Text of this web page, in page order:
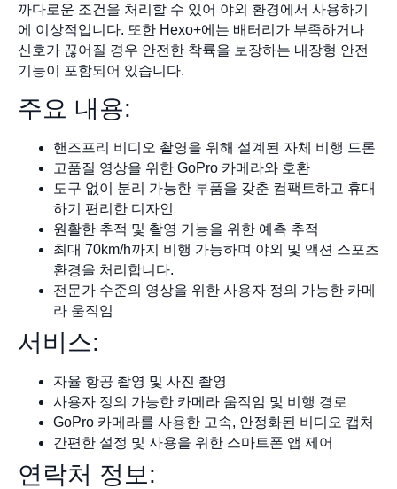
까다로운 조건을 처리할 수 있어 야외 환경에서 사용하기
에 이상적입니다. 또한 Hexo+에는 배터리가 부족하거나
신호가 끊어질 경우 안전한 착륙을 보장하는 내장형 안전
기능이 포함되어 있습니다.
주요 내용:
핸즈프리 비디오 촬영을 위해 설계된 자체 비행 드론
고품질 영상을 위한 GoPro 카메라와 호환
도구 없이 분리 가능한 부품을 갖춘 컴팩트하고 휴대
하기 편리한 디자인
원활한 추적 및 촬영 기능을 위한 예측 추적
최대 70km/h까지 비행 가능하며 야외 및 액션 스포츠
환경을 처리합니다.
전문가 수준의 영상을 위한 사용자 정의 가능한 카메
라 움직임
서비스:
자율 항공 촬영 및 사진 촬영
사용자 정의 가능한 카메라 움직임 및 비행 경로
GoPro 카메라를 사용한 고속, 안정화된 비디오 캡처
간편한 설정 및 사용을 위한 스마트폰 앱 제어
연락처 정보: